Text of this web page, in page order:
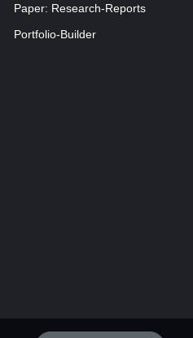
Paper: Research-Reports
Portfolio-Builder